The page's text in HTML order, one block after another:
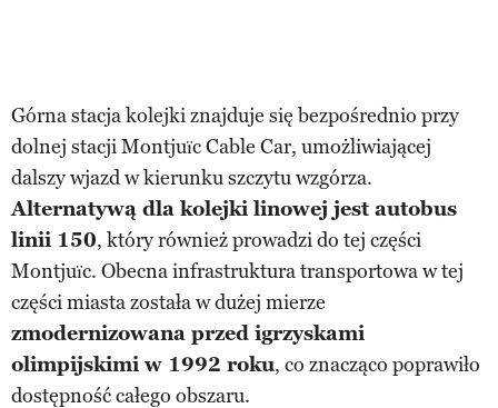
Górna stacja kolejki znajduje się bezpośrednio przy
dolnej stacji Montjuïc Cable Car, umożliwiającej
dalszy wjazd w kierunku szczytu wzgórza.
Alternatywą dla kolejki linowej jest autobus
linii 150, który również prowadzi do tej części
Montjuïc. Obecna infrastruktura transportowa w tej
części miasta została w dużej mierze
zmodernizowana przed igrzyskami
olimpijskimi w 1992 roku, co znacząco poprawiło
dostępność całego obszaru.